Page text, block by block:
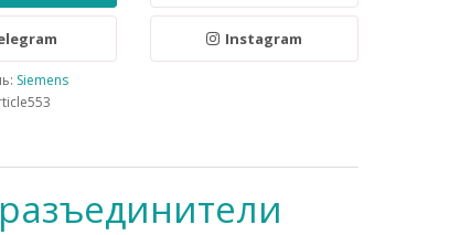
Instagram
Siemens